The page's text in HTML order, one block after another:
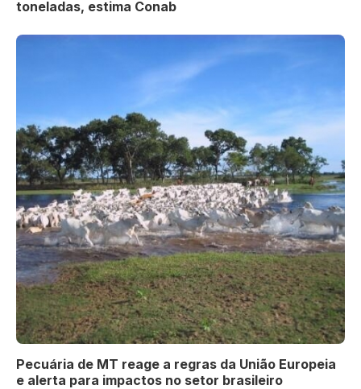
toneladas, estima Conab
Pecuária de MT reage a regras da União Europeia
e alerta para impactos no setor brasileiro